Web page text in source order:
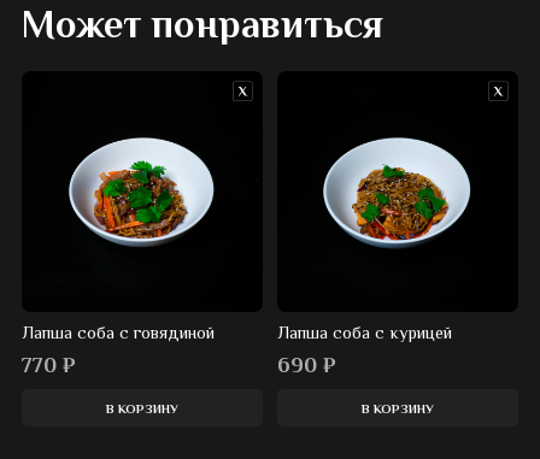
Может понравиться
Лапша соба с говядиной
770 ₽
В КОРЗИНУ
Лапша соба с курицей
690₽
В КОРЗИНУ